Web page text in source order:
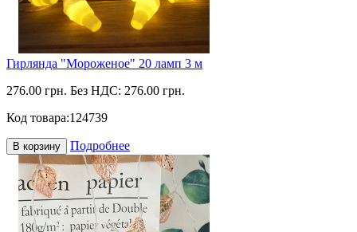
Гирлянда "Мороженое" 20 ламп 3 м
276.00 грн. Без НДС: 276.00 грн.
Код товара:124739
В корзину Подробнее